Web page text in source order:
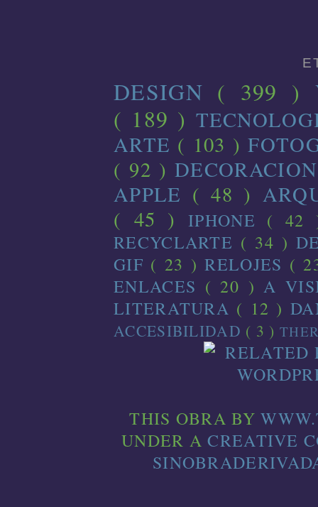
DESIGN ( 399 )
( 189 )
ARTE ( 103 )
( 92 )
APPLE ( 48 )
( 45 )IPHONE (
RECYCLARTE ( 34 )
GIF ( 23 )RELOJES (
ENLACES ( 20 )A
LITERATURA ( 12 )
ACCESIBILIDAD ( 3 )
THIS OBRA BY
UNDER ACREATIVE